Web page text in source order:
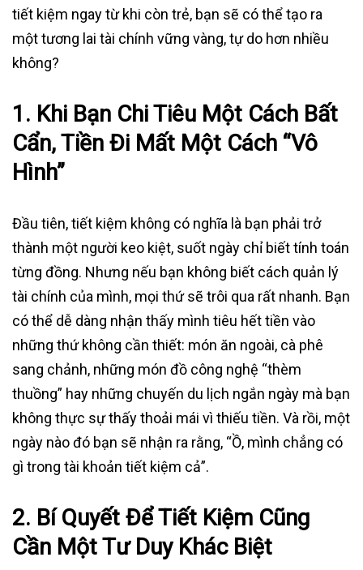
tiết kiệm ngay từ khi còn trẻ, bạn sẽ có thể tạo ra
một tương lai tài chính vững vàng, tự do hơn nhiều
không?
1. Khi Bạn Chi Tiêu Một Cách Bất
Cẩn, Tiền Đi Mất Một Cách “Vô
Hình”
Đầu tiên, tiết kiệm không có nghĩa là bạn phải trở
thành một người keo kiệt, suốt ngày chỉ biết tính toán
từng đồng. Nhưng nếu bạn không biết cách quản lý
tài chính của mình, mọi thứ sẽ trôi qua rất nhanh. Bạn
có thể dễ dàng nhận thấy mình tiêu hết tiền vào
những thứ không cần thiết: món ăn ngoài, cà phê
sang chảnh, những món đồ công nghệ “thèm
thuồng” hay những chuyến du lịch ngắn ngày mà bạn
không thực sự thấy thoải mái vì thiếu tiền. Và rồi, một
ngày nào đó bạn sẽ nhận ra rằng, “Ồ, mình chẳng có
gì trong tài khoản tiết kiệm cả”.
2. Bí Quyết Để Tiết Kiệm Cũng
Cần Một Tư Duy Khác Biệt